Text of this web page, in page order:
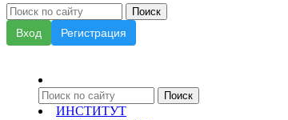
Вход Регистрация
ИНСТИТУТ